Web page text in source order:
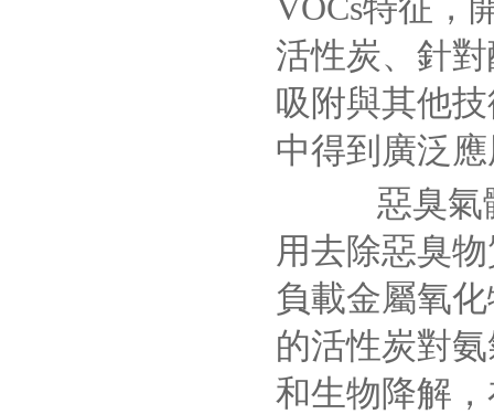
活性炭、針
吸附與其他
中得到廣泛
惡臭氣體
用去除惡臭
負載金屬氧
的活性炭對
和生物降解